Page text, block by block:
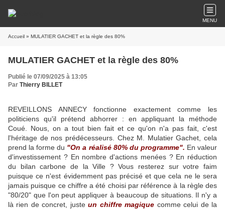
MENU
Accueil » MULATIER GACHET et la règle des 80%
MULATIER GACHET et la règle des 80%
Publié le 07/09/2025 à 13:05
Par Thierry BILLET
REVEILLONS ANNECY fonctionne exactement comme les
politiciens qu'il prétend abhorrer : en appliquant la méthode
Coué. Nous, on a tout bien fait et ce qu'on n'a pas fait, c'est
l'héritage de nos prédécesseurs. Chez M. Mulatier Gachet, cela
prend la forme du "On a réalisé 80% du programme". En valeur
d'investissement ? En nombre d'actions menées ? En réduction
du bilan carbone de la Ville ? Vous resterez sur votre faim
puisque ce n'est évidemment pas précisé et que cela ne le sera
jamais puisque ce chiffre a été choisi par référence à la règle des
"80/20" que l'on peut appliquer à beaucoup de situations. Il n'y a
là rien de concret, justeun chiffre magique comme celui de la